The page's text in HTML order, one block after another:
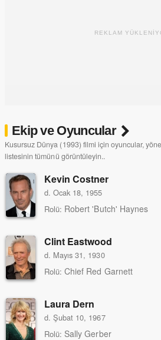
REKLAM
Ekip ve Oyuncular
Kusursuz Dünya (1993) filmi için oyuncular,
listesinin tümünü görüntüleyin..
Kevin Costner
d. Ocak 18, 1955
Rolü: Robert 'Butch' Haynes
Clint Eastwood
d. Mayıs 31, 1930
Rolü: Chief Red Garnett
Laura Dern
d. Şubat 10, 1967
Rolü: Sally Gerber